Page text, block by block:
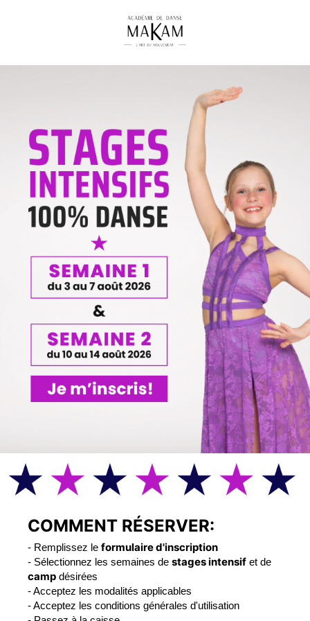
COMMENT RÉSERVER:
- Remplissez le formulaire d'inscription
- Sélectionnez les semaines de stages intensif et de
camp désirées
- Acceptez les modalités applicables
- Acceptez les conditions générales d'utilisation